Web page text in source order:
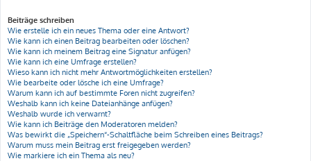
Beiträge schreiben
Wie erstelle ich ein neues Thema oder eine Antwort?
Wie kann ich einen Beitrag bearbeiten oder löschen?
Wie kann ich meinem Beitrag eine Signatur anfügen?
Wie kann ich eine Umfrage erstellen?
Wieso kann ich nicht mehr Antwortmöglichkeiten erstellen?
Wie bearbeite oder lösche ich eine Umfrage?
Warum kann ich auf bestimmte Foren nicht zugreifen?
Weshalb kann ich keine Dateianhänge anfügen?
Weshalb wurde ich verwarnt?
Wie kann ich Beiträge den Moderatoren melden?
Was bewirkt die „Speichern“-Schaltfläche beim Schreiben eines Beitrags?
Warum muss mein Beitrag erst freigegeben werden?
Wie markiere ich ein Thema als neu?